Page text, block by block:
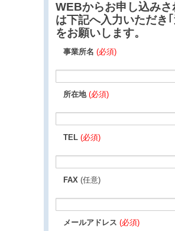
WEBからお申し込みさ
は下記へ入力いただき｢
をお願いします。
事業所名 (必須)
所在地 (必須)
TEL (必須)
FAX (任意)
メールアドレス (必須)